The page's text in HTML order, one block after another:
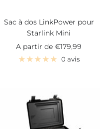
Sac à dos LinkPower pour
Starlink Mini
Prix
de
A partir de €179,99
0 avis